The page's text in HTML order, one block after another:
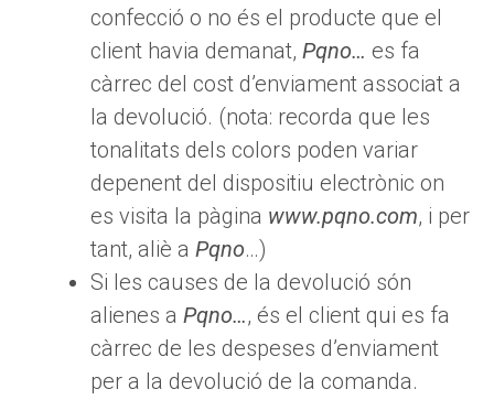
confecció o no és el producte que el
client havia demanat, Pqno… es fa
càrrec del cost d’enviament associat a
la devolució. (nota: recorda que les
tonalitats dels colors poden variar
depenent del dispositiu electrònic on
es visita la pàgina www.pqno.com, i per
tant, aliè a Pqno…)
Si les causes de la devolució són
alienes a Pqno…, és el client qui es fa
càrrec de les despeses d’enviament
per a la devolució de la comanda.